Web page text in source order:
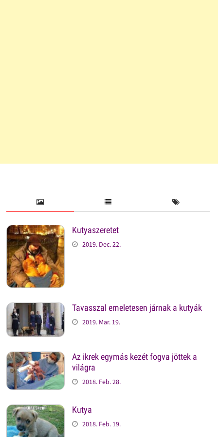
Kutyaszeretet
2019. Dec. 22.
Tavasszal emeletesen járnak a kutyák
2019. Mar. 19.
Az ikrek egymás kezét fogva jöttek a
világra
2018. Feb. 28.
Kutya
2018. Feb. 19.